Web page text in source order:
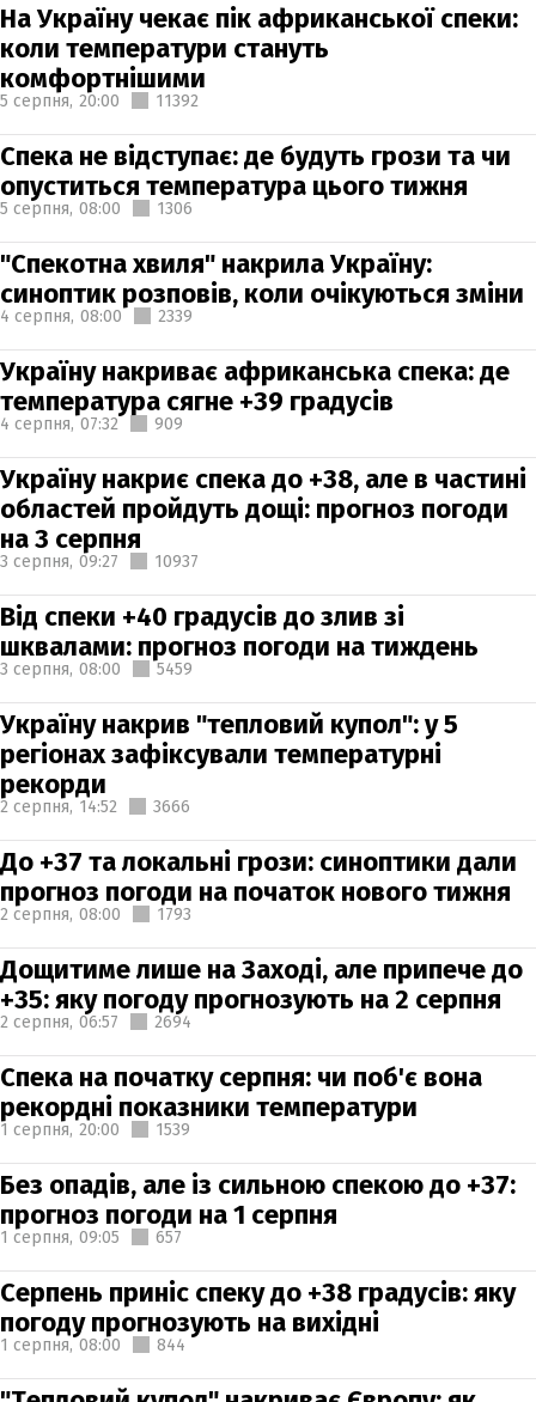
На Україну чекає пік африканської спеки:
коли температури стануть
комфортнішими
5 серпня, 20:00 11392
Спека не відступає: де будуть грози та чи
опуститься температура цього тижня
5 серпня, 08:00 1306
"Спекотна хвиля" накрила Україну:
синоптик розповів, коли очікуються зміни
4 серпня, 08:00 2339
Україну накриває африканська спека: де
температура сягне +39 градусів
4 серпня, 07:32 909
Україну накриє спека до +38, але в частині
областей пройдуть дощі: прогноз погоди
на 3 серпня
3 серпня, 09:27 10937
Від спеки +40 градусів до злив зі
шквалами: прогноз погоди на тиждень
3 серпня, 08:00 5459
Україну накрив "тепловий купол": у 5
регіонах зафіксували температурні
рекорди
2 серпня, 14:52 3666
До +37 та локальні грози: синоптики дали
прогноз погоди на початок нового тижня
2 серпня, 08:00 1793
Дощитиме лише на Заході, але припече до
+35: яку погоду прогнозують на 2 серпня
2 серпня, 06:57 2694
Спека на початку серпня: чи поб'є вона
рекордні показники температури
1 серпня, 20:00 1539
Без опадів, але із сильною спекою до +37:
прогноз погоди на 1 серпня
1 серпня, 09:05 657
Серпень приніс спеку до +38 градусів: яку
погоду прогнозують на вихідні
1 серпня, 08:00 844